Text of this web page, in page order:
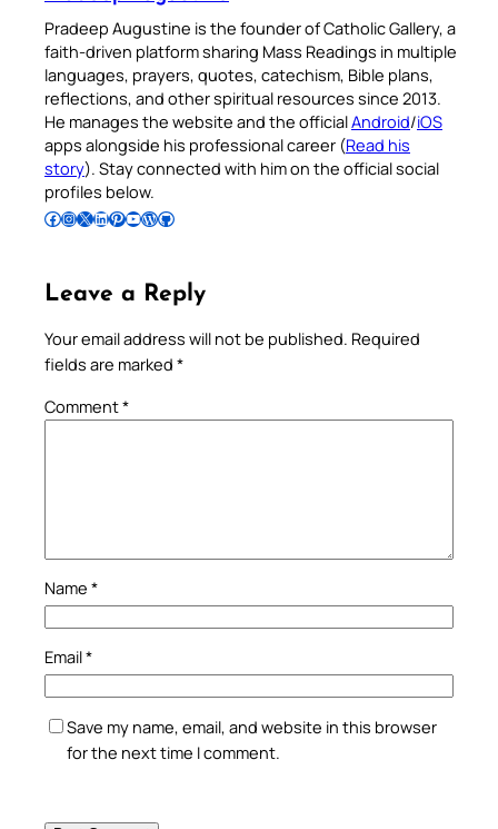
Pradeep Augustine is the founder of Catholic Gallery, a
faith-driven platform sharing Mass Readings in multiple
languages, prayers, quotes, catechism, Bible plans,
reflections, and other spiritual resources since 2013.
He manages the website and the officialAndroid/iOS
apps alongside his professional career (Read his
story). Stay connected with him on the official social
profiles below.
Follow Pradeep on Facebook Follow Pradeep on InstagramFollow Pradeep on X Follow Pradeep on LinkedIn Follow Pradeep on Pinterest Subscribe to Pradeep’s Youtube Channel Follow Pradeep on WordPress Follow Pradeep on GitHub
Leave a Reply
Your email address will not be published. Required
fields are marked *
Comment*
Name *
Email*
Save my name, email, and website in this browser
for the next time I comment.